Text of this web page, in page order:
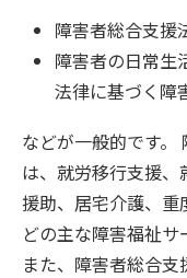
障害者総合支援
障害者の日常生
法律に基づく障
などが一般的です。
は、就労移行支援
援助、居宅介護、
どの主な障害福祉サ
また、障害者総合